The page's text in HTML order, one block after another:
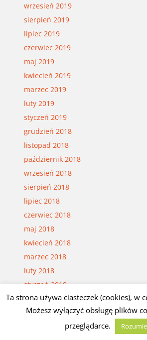
wrzesień 2019
sierpień 2019
lipiec 2019
czerwiec 2019
maj 2019
kwiecień 2019
marzec 2019
luty 2019
styczeń 2019
grudzień 2018
listopad 2018
październik 2018
wrzesień 2018
sierpień 2018
lipiec 2018
czerwiec 2018
maj 2018
kwiecień 2018
marzec 2018
luty 2018
styczeń 2018
grudzień 2017
listopad 2017
październik 2017
Ta strona używa ciasteczek (cookies), w
Możesz wyłączyć obsługę plików
przeglądarce.